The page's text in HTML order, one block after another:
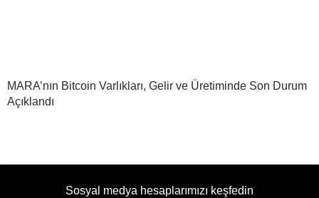
MARA’nın Bitcoin Varlıkları, Gelir ve Üretiminde Son Durum
Açıklandı
Sosyal medya hesaplarımızı keşfedin